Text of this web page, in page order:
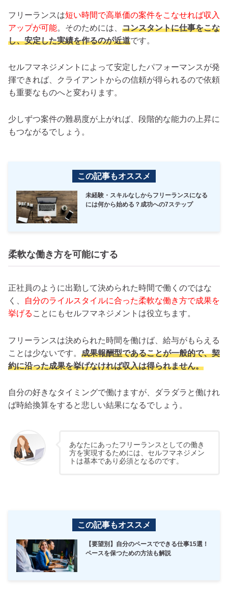
フリーランスは短い時間で高単価の案件をこなせれば収入
アップが可能。そのためには、 コンスタントに仕事をこな
し、安定した実績を作るのが近道です。
セルフマネジメントによって安定したパフォーマンスが発
揮できれば、クライアントからの信頼が得られるので依頼
も重要なものへと変わります。
少しずつ案件の難易度が上がれば、段階的な能力の上昇に
もつながるでしょう。
この記事もオススメ
未経験・スキルなしからフリーランスになる
には何から始める？成功への7ステップ
柔軟な働き方を可能にする
正社員のように出勤して決められた時間で働くのではな
く、
自分のライルスタイルに合った柔軟な働き方で成果を
挙げる ことにもセルフマネジメントは役立ちます。
フリーランスは決められた時間を働けば、給与がもらえる
ことは少ないです。 成果報酬型であることが一般的で、契
約に沿った成果を挙げなければ収入は得られません。
自分の好きなタイミングで働けますが、ダラダラと働けれ
ば時給換算をすると悲しい結果になるでしょう。
あなたにあったフリーランスとしての働き
方を実現するためには、セルフマネジメン
トは基本であり必須となるのです。
この記事もオススメ
【要望別】自分のペースでできる仕事15選！
ペースを保つための方法も解説